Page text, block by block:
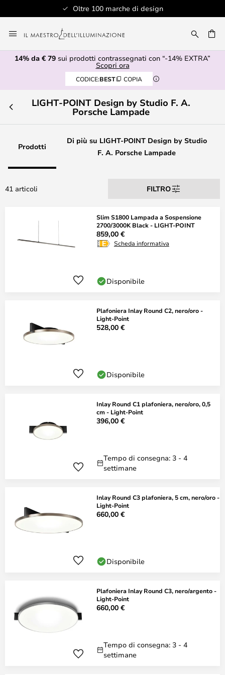
Oltre 100 marche di design
al
contenuto
14% da € 79 sui prodotti contrassegnati con “-14% EXTRA”
Scopri ora
CODICE:BEST COPIA
LIGHT-POINT Design by Studio F. A.
Porsche Lampade
Prodotti
Di più su LIGHT-POINT Design by Studio
F. A. Porsche Lampade
41 articoli FILTRO
Slim S1800 Lampada a Sospensione
2700/3000K Black - LIGHT-POINT
859,00 €
Scheda informativa
Disponibile
Plafoniera Inlay Round C2, nero/oro -
Light-Point
528,00 €
Disponibile
Inlay Round C1 plafoniera, nero/oro, 0,5
cm - Light-Point
396,00 €
Tempo di consegna: 3 - 4
settimane
Inlay Round C3 plafoniera, 5 cm, nero/oro -
Light-Point
660,00 €
Disponibile
Plafoniera Inlay Round C3, nero/argento -
Light-Point
660,00 €
Tempo di consegna: 3 - 4
settimane